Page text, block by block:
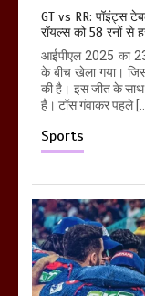
GT vs RR: पॉइंट्स
रॉयल्स को 58 रनों से
आईपीएल 2025 का
के बीच खेला गया।
की है। इस जीत के साथ
है। टॉस गंवाकर पहले […]
Sports